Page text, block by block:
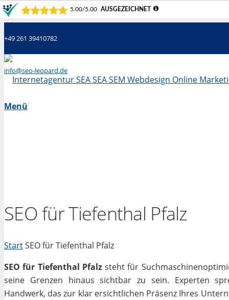
+49 261 39410782
info@seo-leopard.de
Menü
SEO für Tiefenthal Pfalz
StartSEO für Tiefenthal Pfalz
SEO für Tiefenthal Pfalzsteht für
seine Grenzen hinaus sichtbar zu sein. Experten
Handwerk, das zur klar ersichtlichen Präsenz Ihres